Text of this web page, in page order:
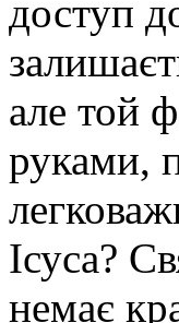
доступ
але той
руками,
Ісуса?
немає